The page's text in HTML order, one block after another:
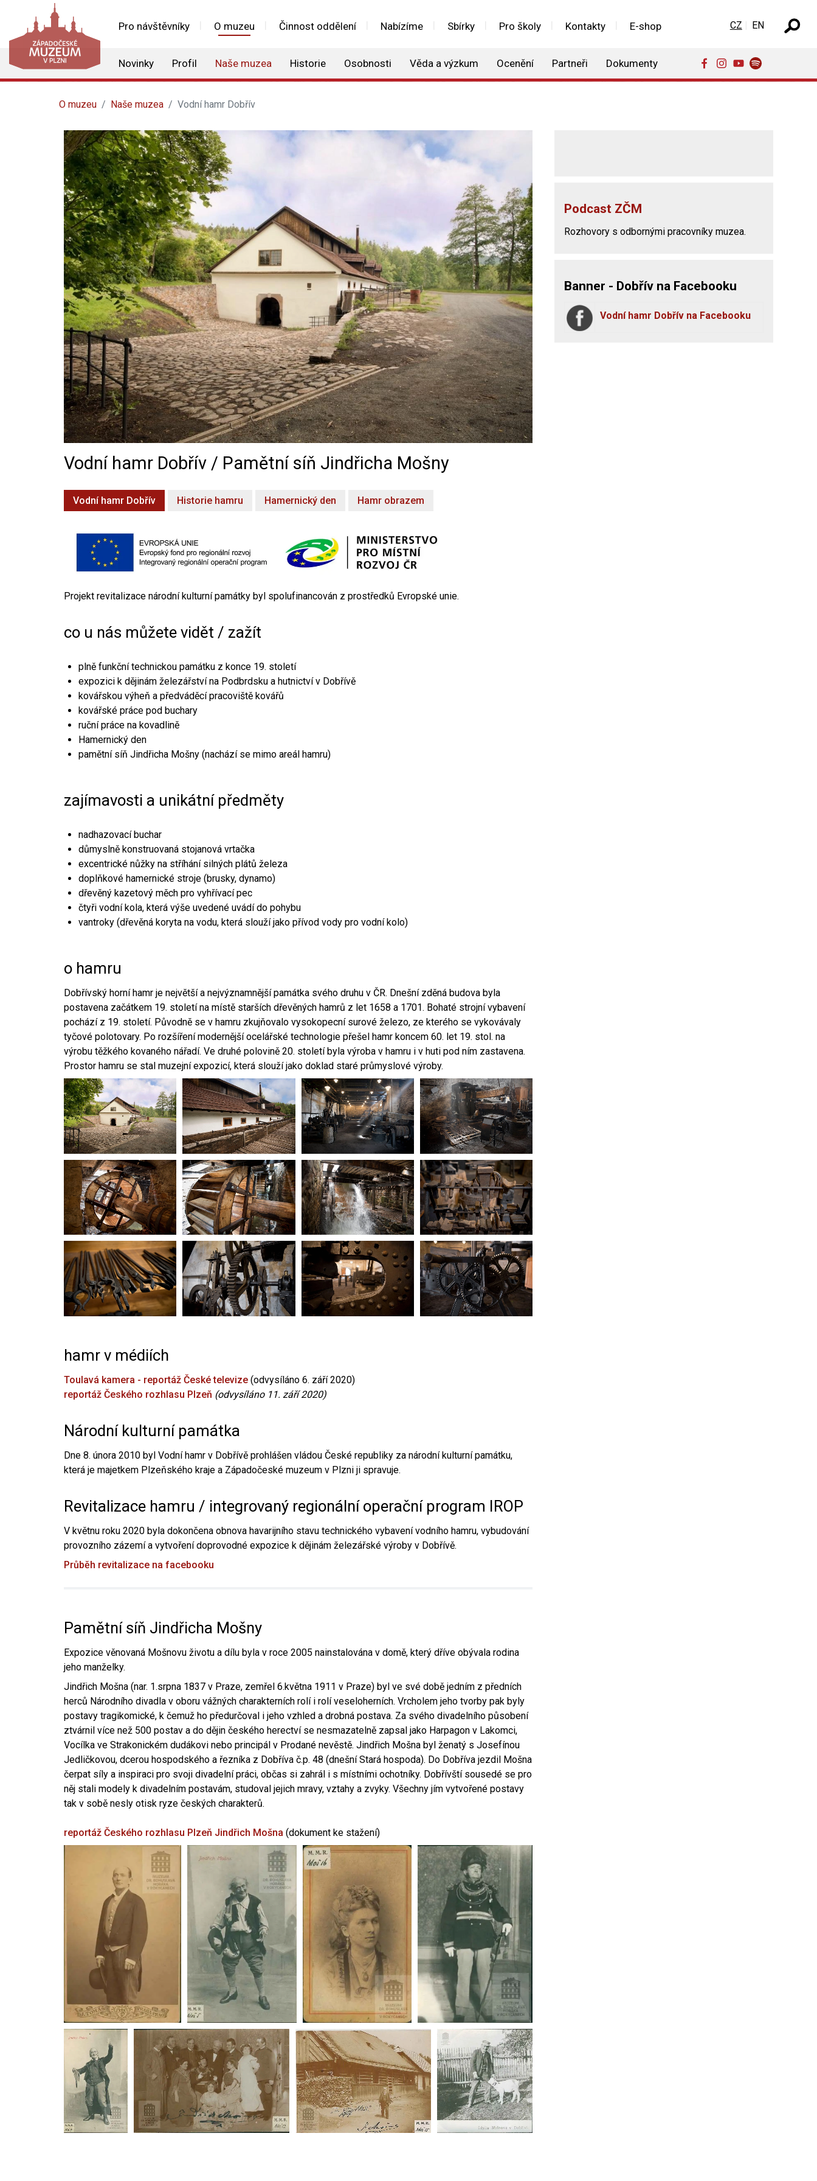
Pro návštěvníky O muzeu Činnost oddělení Nabízíme Sbírky Pro školy Kontakty E-shop
Novinky Profil Naše muzea Historie Osobnosti Věda a výzkum Ocenění Partneři Dokumenty
Zvolte jazyk
CZ EN
O muzeu Naše muzea Vodní hamr Dobřív
Vodní hamr Dobřív / Pamětní síň Jindřicha Mošny
Vodní hamr Dobřív Historie hamru Hamernický den Hamr obrazem
Projekt revitalizace národní kulturní památky byl spolufinancován z prostředků Evropské unie.
co u nás můžete vidět / zažít
plně funkční technickou památku z konce 19. století
expozici k dějinám železářství na Podbrdsku a hutnictví v Dobřívě
kovářskou výheň a předváděcí pracoviště kovářů
kovářské práce pod buchary
ruční práce na kovadlině
Hamernický den
pamětní síň Jindřicha Mošny (nachází se mimo areál hamru)
zajímavosti a unikátní předměty
nadhazovací buchar
důmyslně konstruovaná stojanová vrtačka
excentrické nůžky na stříhání silných plátů železa
doplňkové hamernické stroje (brusky, dynamo)
dřevěný kazetový měch pro vyhřívací pec
čtyři vodní kola, která výše uvedené uvádí do pohybu
vantroky (dřevěná koryta na vodu, která slouží jako přívod vody pro vodní kolo)
o hamru
Dobřívský horní hamr je největší a nejvýznamnější památka svého druhu v ČR. Dnešní zděná budova byla
postavena začátkem 19. století na místě starších dřevěných hamrů z let 1658 a 1701. Bohaté strojní vybavení
pochází z 19. století. Původně se v hamru zkujňovalo vysokopecní surové železo, ze kterého se vykovávaly
tyčové polotovary. Po rozšíření modernější ocelářské technologie přešel hamr koncem 60. let 19. stol. na
výrobu těžkého kovaného nářadí. Ve druhé polovině 20. století byla výroba v hamru i v huti pod ním zastavena.
Prostor hamru se stal muzejní expozicí, která slouží jako doklad staré průmyslové výroby.
hamr v médiích
Toulavá kamera - reportáž České televize (odvysíláno 6. září 2020)
reportáž Českého rozhlasu Plzeň (odvysíláno 11. září 2020)
Národní kulturní památka
Dne 8. února 2010 byl Vodní hamr v Dobřívě prohlášen vládou České republiky za národní kulturní památku,
která je majetkem Plzeňského kraje a Západočeské muzeum v Plzni ji spravuje.
Revitalizace hamru / integrovaný regionální operační program IROP
V květnu roku 2020 byla dokončena obnova havarijního stavu technického vybavení vodního hamru, vybudování
provozního zázemí a vytvoření doprovodné expozice k dějinám železářské výroby v Dobřívě.
Průběh revitalizace na facebooku
Pamětní síň Jindřicha Mošny
Expozice věnovaná Mošnovu životu a dílu byla v roce 2005 nainstalována v domě, který dříve obývala rodina
jeho manželky.
Jindřich Mošna (nar. 1.srpna 1837 v Praze, zemřel 6.května 1911 v Praze) byl ve své době jedním z předních
herců Národního divadla v oboru vážných charakterních rolí i rolí veseloherních. Vrcholem jeho tvorby pak byly
postavy tragikomické, k čemuž ho předurčoval i jeho vzhled a drobná postava. Za svého divadelního působení
ztvárnil více než 500 postav a do dějin českého herectví se nesmazatelně zapsal jako Harpagon v Lakomci,
Vocílka ve Strakonickém dudákovi nebo principál v Prodané nevěstě. Jindřich Mošna byl ženatý s Josefínou
Jedličkovou, dcerou hospodského a řezníka z Dobříva č.p. 48 (dnešní Stará hospoda). Do Dobříva jezdil Mošna
čerpat síly a inspiraci pro svoji divadelní práci, občas si zahrál i s místními ochotníky. Dobřívští sousedé se pro
něj stali modely k divadelním postavám, studoval jejich mravy, vztahy a zvyky. Všechny jím vytvořené postavy
tak v sobě nesly otisk ryze českých charakterů.
reportáž Českého rozhlasu Plzeň Jindřich Mošna (dokument ke stažení)
Podcast ZČM
Rozhovory s odbornými pracovníky muzea.
Banner - Dobřív na Facebooku
Vodní hamr Dobřív na Facebooku